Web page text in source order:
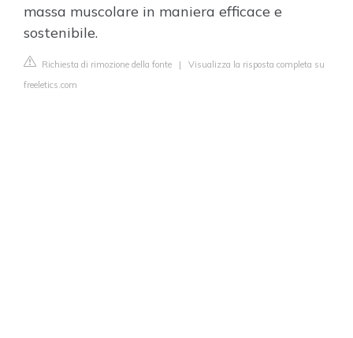
massa muscolare in maniera efficace e
sostenibile.
Richiesta di rimozione della fonte | Visualizza la risposta completa su
freeletics.com